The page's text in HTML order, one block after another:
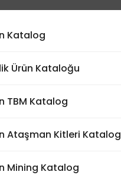
Katalog
Ürün Kataloğu
TBM Katalog
Ataşman Kitleri Katalog
Mining Katalog